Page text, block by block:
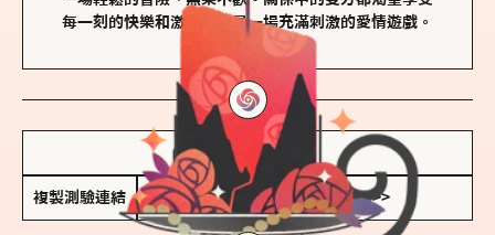
每一刻的快樂和激動，像是一場充滿刺激的愛情遊戲。
儲存我的結果圖
複製測驗連結 查看香氛類型全解析 >>>